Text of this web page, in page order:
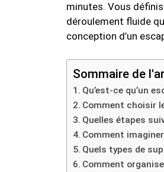
minutes. Vous
déroulement fluide
conception d’un
Sommaire de
Qu’est-ce qu’un
Comment choisir
Quelles étapes
Comment
Quels types de
Comment